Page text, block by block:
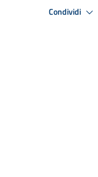
Condividi